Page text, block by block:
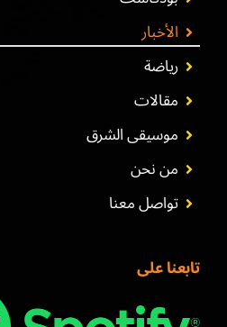
الأخبار
رياضة
مقالات
موسيقى الشرق
من نحن
تواصل معنا
تابعنا على